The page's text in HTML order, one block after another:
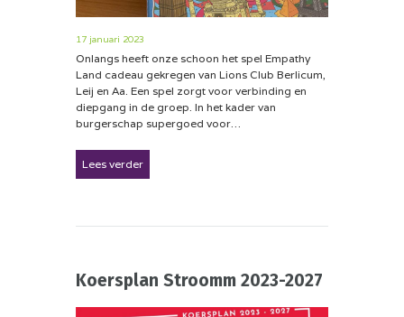
17 januari 2023
Onlangs heeft onze schoon het spel Empathy
Land cadeau gekregen van Lions Club Berlicum,
Leij en Aa. Een spel zorgt voor verbinding en
diepgang in de groep. In het kader van
burgerschap supergoed voor…
Lees verder
Koersplan Stroomm 2023-2027